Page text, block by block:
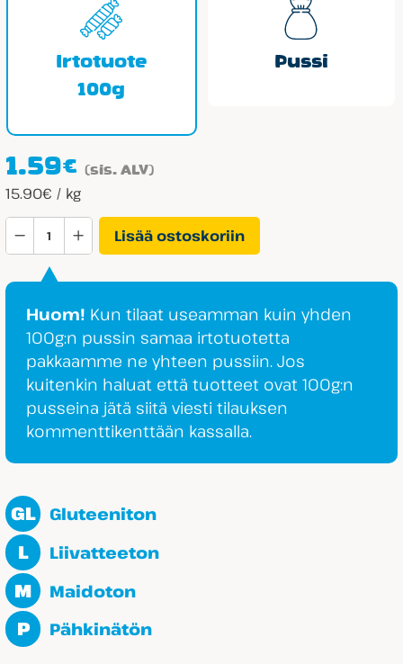
Irtotuote
100g
Pussi
1.59€ (sis. ALV)
15.90€ / kg
Cloetta
Isot
Mansikat
Lisää ostoskoriin
Huom! Kun tilaat useamman kuin yhden
100g:n pussin samaa irtotuotetta
pakkaamme ne yhteen pussiin. Jos
kuitenkin haluat että tuotteet ovat 100g:n
pusseina jätä siitä viesti tilauksen
kommenttikenttään kassalla.
GL Gluteeniton
L Liivatteeton
M Maidoton
P Pähkinätön